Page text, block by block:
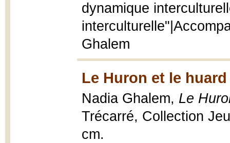
dynamique
Ghalem
Le Huron et le huard
Nadia Ghalem, Le
Trécarré, Collection
cm.